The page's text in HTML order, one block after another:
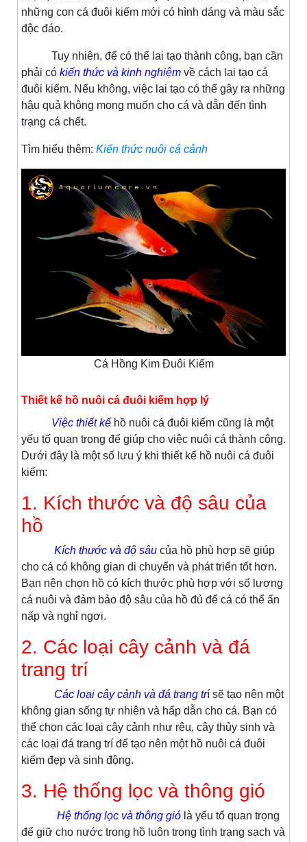
những con cá đuôi kiếm mới có hình dáng và màu sắc
độc đáo.
Tuy nhiên, để có thể lai tạo thành công, bạn cần
phải có kiến thức và kinh nghiệm về cách lai tạo cá
đuôi kiếm. Nếu không, việc lai tạo có thể gây ra những
hậu quả không mong muốn cho cá và dẫn đến tình
trạng cá chết.
Tìm hiểu thêm: Kiến thức nuôi cá cảnh
Cá Hồng Kim Đuôi Kiếm
Thiết kế hồ nuôi cá đuôi kiếm hợp lý
Việc thiết kế hồ nuôi cá đuôi kiếm cũng là một
yếu tố quan trọng để giúp cho việc nuôi cá thành công.
Dưới đây là một số lưu ý khi thiết kế hồ nuôi cá đuôi
kiếm:
1. Kích thước và độ sâu của
hồ
Kích thước và độ sâu của hồ phù hợp sẽ giúp
cho cá có không gian di chuyển và phát triển tốt hơn.
Bạn nên chọn hồ có kích thước phù hợp với số lượng
cá nuôi và đảm bảo độ sâu của hồ đủ để cá có thể ẩn
nấp và nghỉ ngơi.
2. Các loại cây cảnh và đá
trang trí
Các loại cây cảnh và đá trang trí sẽ tạo nên một
không gian sống tự nhiên và hấp dẫn cho cá. Bạn có
thể chọn các loại cây cảnh như rêu, cây thủy sinh và
các loại đá trang trí để tạo nên một hồ nuôi cá đuôi
kiếm đẹp và sinh động.
3. Hệ thống lọc và thông gió
Hệ thống lọc và thông gió là yếu tố quan trọng
để giữ cho nước trong hồ luôn trong tình trạng sạch và